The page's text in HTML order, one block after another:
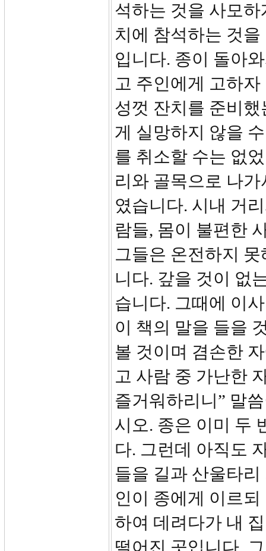
석하는 것을 사모
치에 참석하는 것
입니다. 종이 돌아
고 주인에게 고하
성껏 잔치를 준비
게 실망하지 않을
를 취소할 수는 없
리와 골목으로 나
였습니다. 시내 거
람들, 몸이 불편한
그들은 온전하지
니다. 갚을 것이 없
습니다. 그때에 이
이 책의 말을 들을
볼 것이며 겸손한
고 사람 중 가난한
즐거워하리니” 말
시오. 종은 이미 두
다. 그런데 아직도
들을 길과 산울타
인이 종에게 이르
하여 데려다가 내
떨어진 곳입니다.